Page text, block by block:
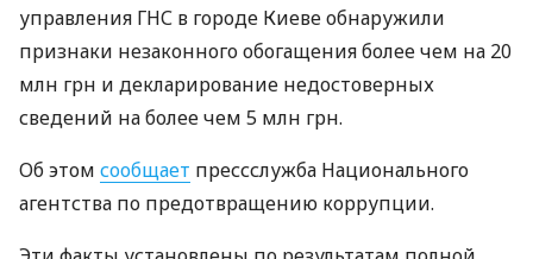
управления ГНС в городе Киеве обнаружили
признаки незаконного обогащения более чем на 20
млн грн и декларирование недостоверных
сведений на более чем 5 млн грн.
Об этом сообщает прессслужба Национального
агентства по предотвращению коррупции.